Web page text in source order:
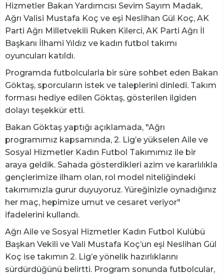
Hizmetler Bakan Yardımcısı Sevim Sayım Madak,
Ağrı Valisi Mustafa Koç ve eşi Neslihan Gül Koç, AK
Parti Ağrı Milletvekili Ruken Kilerci, AK Parti Ağrı İl
Başkanı İlhami Yıldız ve kadın futbol takımı
oyuncuları katıldı.
Programda futbolcularla bir süre sohbet eden Bakan
Göktaş, sporcuların istek ve taleplerini dinledi. Takım
forması hediye edilen Göktaş, gösterilen ilgiden
dolayı teşekkür etti.
Bakan Göktaş yaptığı açıklamada, "Ağrı
programımız kapsamında, 2. Lig’e yükselen Aile ve
Sosyal Hizmetler Kadın Futbol Takımımız ile bir
araya geldik. Sahada gösterdikleri azim ve kararlılıkla
gençlerimize ilham olan, rol model niteliğindeki
takımımızla gurur duyuyoruz. Yüreğinizle oynadığınız
her maç, hepimize umut ve cesaret veriyor"
ifadelerini kullandı.
Ağrı Aile ve Sosyal Hizmetler Kadın Futbol Kulübü
Başkan Vekili ve Vali Mustafa Koç’un eşi Neslihan Gül
Koç ise takımın 2. Lig’e yönelik hazırlıklarını
sürdürdüğünü belirtti. Program sonunda futbolcular,